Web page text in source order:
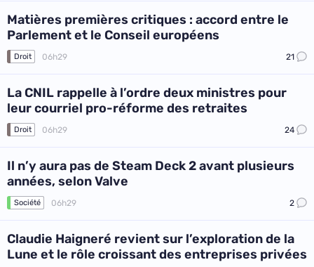
Matières premières critiques : accord entre le
Parlement et le Conseil européens
Droit 06h29 21
La CNIL rappelle à l’ordre deux ministres pour
leur courriel pro-réforme des retraites
Droit 06h29 24
Il n’y aura pas de Steam Deck 2 avant plusieurs
années, selon Valve
Société 06h29 2
Claudie Haigneré revient sur l’exploration de la
Lune et le rôle croissant des entreprises privées